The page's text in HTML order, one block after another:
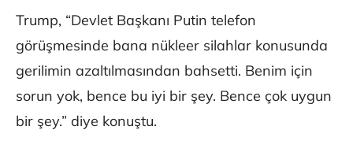
Trump, “Devlet Başkanı Putin telefon
görüşmesinde bana nükleer silahlar konusunda
gerilimin azaltılmasından bahsetti. Benim için
sorun yok, bence bu iyi bir şey. Bence çok uygun
bir şey.” diye konuştu.